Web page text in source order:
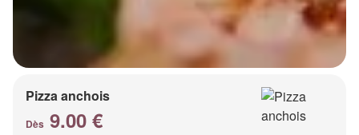
Pizza anchois
Dès 9.00 €